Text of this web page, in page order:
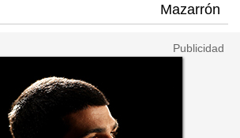
Mazarrón